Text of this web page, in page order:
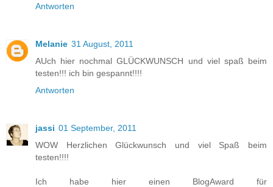
Antworten
Melanie 31 August, 2011
AUch hier nochmal GLÜCKWUNSCH und viel spaß beim
testen!!! ich bin gespannt!!!!
Antworten
jassi 01 September, 2011
WOW Herzlichen Glückwunsch und viel Spaß beim
testen!!!!
Ich habe hier einen BlogAward für